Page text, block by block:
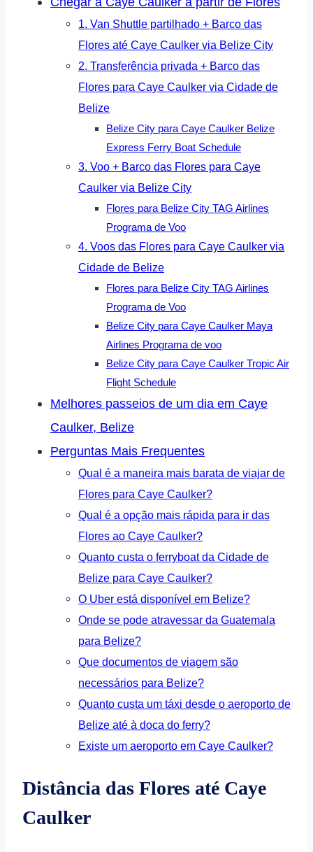
1. Van Shuttle partilhado + Barco das
Flores até Caye Caulker via Belize City
2. Transferência privada + Barco das
Flores para Caye Caulker via Cidade de
Belize
Belize City para Caye Caulker Belize
Express Ferry Boat Schedule
3. Voo + Barco das Flores para Caye
Caulker via Belize City
Flores para Belize City TAG Airlines
Programa de Voo
4. Voos das Flores para Caye Caulker via
Cidade de Belize
Flores para Belize City TAG Airlines
Programa de Voo
Belize City para Caye Caulker Maya
Airlines Programa de voo
Belize City para Caye Caulker Tropic Air
Flight Schedule
Melhores passeios de um dia em Caye
Caulker, Belize
Perguntas Mais Frequentes
Qual é a maneira mais barata de viajar de
Flores para Caye Caulker?
Qual é a opção mais rápida para ir das
Flores ao Caye Caulker?
Quanto custa o ferryboat da Cidade de
Belize para Caye Caulker?
O Uber está disponível em Belize?
Onde se pode atravessar da Guatemala
para Belize?
Que documentos de viagem são
necessários para Belize?
Quanto custa um táxi desde o aeroporto de
Belize até à doca do ferry?
Existe um aeroporto em Caye Caulker?
Distância das Flores até Caye
Caulker